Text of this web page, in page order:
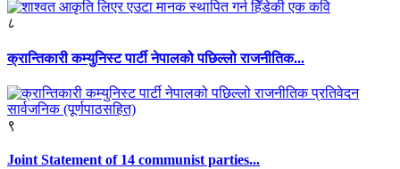
८
क्रान्तिकारी कम्युनिस्ट पार्टी नेपालको पछिल्लो राजनीतिक...
९
Joint Statement of 14 communist parties...